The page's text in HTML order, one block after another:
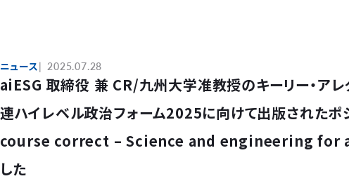
ニュース 2025.07.28
aiESG 取締役 兼 CR/九州大学准教授のキーリー・アレ
連ハイレベル政治フォーム2025に向けて出版された
course correct – Science and engineering for a
した